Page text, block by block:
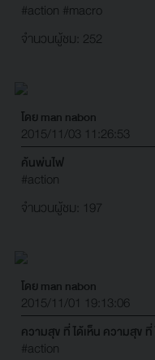
#action #macro
จำนวนผู้ชม: 252
โดย man nabon
2015/11/03 11:26:53
ค้นพ่นไฟ
#action
จำนวนผู้ชม: 197
โดย man nabon
2015/11/01 19:13:06
ความสุข ที่ ได้เห็น ความสุข
#action